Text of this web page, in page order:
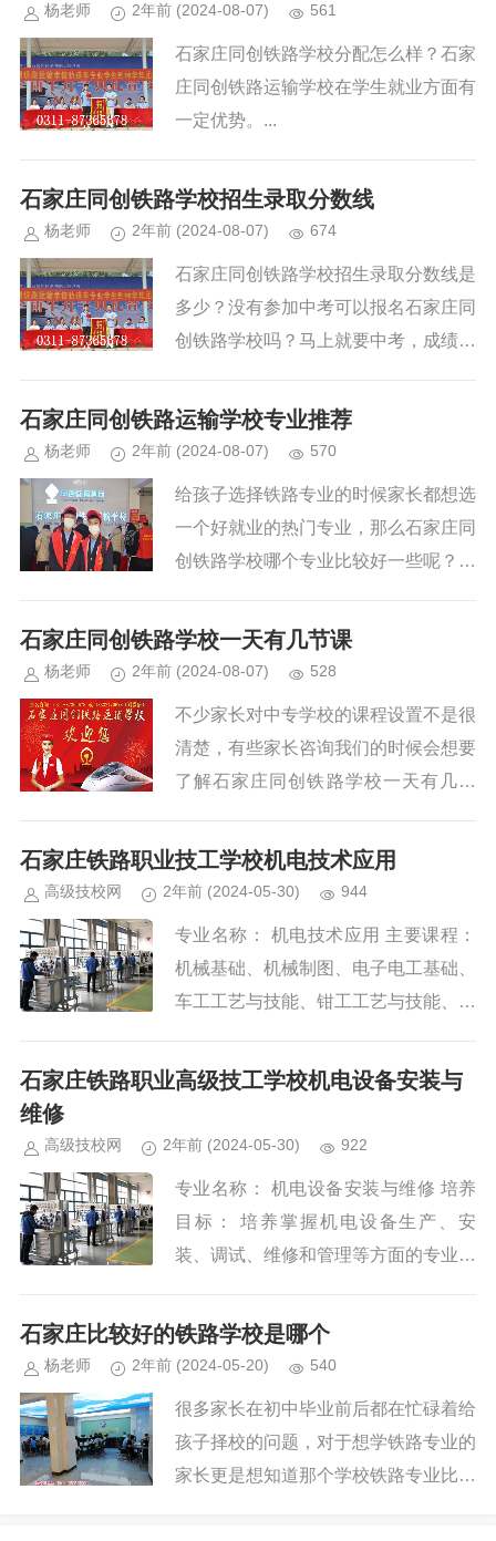
杨老师 2年前 (2024-08-07) 561
石家庄同创铁路学校分配怎么样？石家
庄同创铁路运输学校在学生就业方面有
一定优势。...
石家庄同创铁路学校招生录取分数线
杨老师 2年前 (2024-08-07) 674
石家庄同创铁路学校招生录取分数线是
多少？没有参加中考可以报名石家庄同
创铁路学校吗？马上就要中考，成绩不
学校，在咨询中，问及最多的就是此类
石家庄同创铁路运输学校专业推荐
杨老师 2年前 (2024-08-07) 570
给孩子选择铁路专业的时候家长都想选
一个好就业的热门专业，那么石家庄同
创铁路学校哪个专业比较好一些呢？今
输学校专业推荐。...
石家庄同创铁路学校一天有几节课
杨老师 2年前 (2024-08-07) 528
不少家长对中专学校的课程设置不是很
清楚，有些家长咨询我们的时候会想要
了解石家庄同创铁路学校一天有几节
起点开始晨跑，七点五十上课。白天一
般为8节课，晚上两节晚自习，晚自习
石家庄铁路职业技工学校机电技术应用
高级技校网 2年前 (2024-05-30) 944
专业名称： 机电技术应用 主要课程：
机械基础、机械制图、电子电工基础、
车工工艺与技能、钳工工艺与技能、电
培养目标： 本专业培养具有车...
石家庄铁路职业高级技工学校机电设备安装与
维修
高级技校网 2年前 (2024-05-30) 922
专业名称： 机电设备安装与维修 培养
目标： 培养掌握机电设备生产、安
装、调试、维修和管理等方面的专业知
理工作的应用性专门人才。 课程设...
石家庄比较好的铁路学校是哪个
杨老师 2年前 (2024-05-20) 540
很多家长在初中毕业前后都在忙碌着给
孩子择校的问题，对于想学铁路专业的
家长更是想知道那个学校铁路专业比较